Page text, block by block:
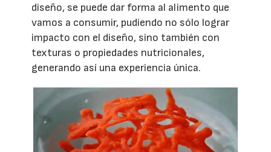
diseño, se puede dar forma al alimento que
vamos a consumir, pudiendo no sólo lograr
impacto con el diseño, sino también con
texturas o propiedades nutricionales,
generando así una experiencia única.